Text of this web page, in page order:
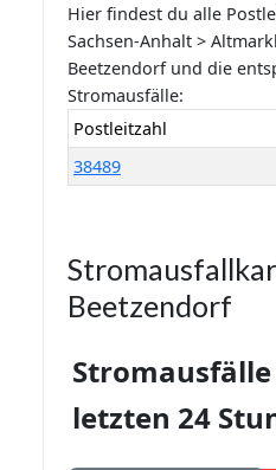
Hier findest du alle
Sachsen-Anhalt >
Beetzendorf und die
Stromausfälle:
Postleitzahl
38489
Beetzendorf
letzten 24